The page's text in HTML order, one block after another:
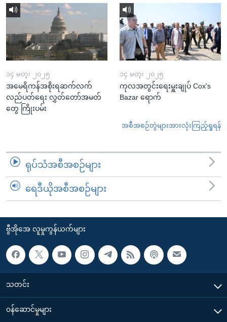
၁၄ မတ္၊ ၂၀၂၅
အမေရိကန်အစိုးရဆက်လက်
လည်ပတ်ရေး လွှတ်တော်အမတ်
တွေ ကြိုးပမ်း
၁၄ မတ္၊ ၂၀၂၅
ကုလအတွင်းရေးမှူးချုပ် Cox's
Bazar ရောက်
အစီအစဉ်တွဲများအားလုံးကြည့်ရှုရန်
ရုပ်သံအစီအစဉ်များ
ရေဒီယိုအစီအစဉ်များ
ဗွီအိုအေ လူမှုကွန်ယက်များ
သတင်း
၀န်ဆောင်မှုများ